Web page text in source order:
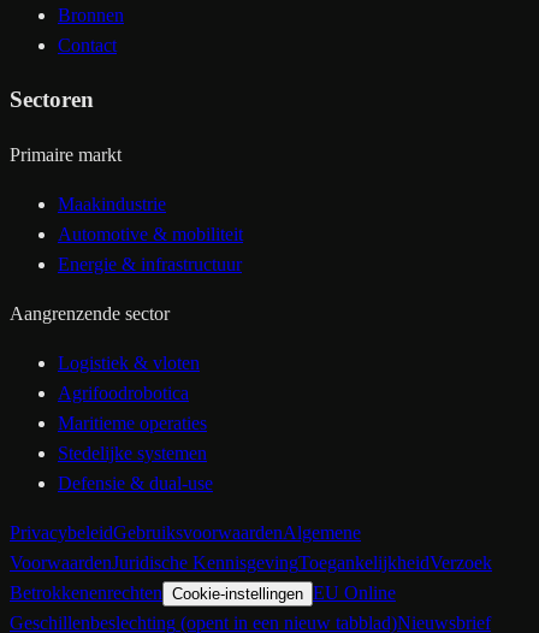
Bronnen
Contact
Sectoren
Primaire markt
Maakindustrie
Automotive & mobiliteit
Energie & infrastructuur
Aangrenzende sector
Logistiek & vloten
Agrifoodrobotica
Maritieme operaties
Stedelijke systemen
Defensie & dual-use
PrivacybeleidGebruiksvoorwaardenAlgemene
VoorwaardenJuridische KennisgevingToegankelijkheidVerzoek
Betrokkenenrechten Cookie-instellingen EU Online
Geschillenbeslechting (opent in een nieuw tabblad)Nieuwsbrief